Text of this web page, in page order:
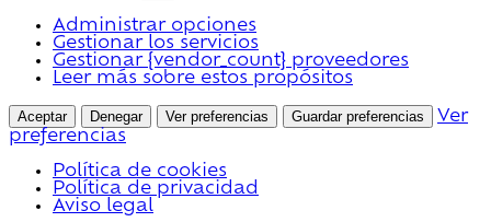
Administrar opciones
Gestionar los servicios
Gestionar {vendor_count} proveedores
Leer más sobre estos propósitos
Aceptar Denegar Ver preferencias Guardar preferencias
Ver
preferencias
Política de cookies
Política de privacidad
Aviso legal